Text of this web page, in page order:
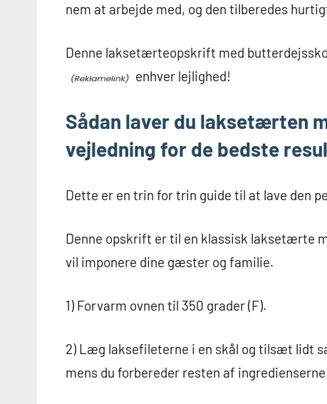
nem at arbejde med, og den tilberedes
Denne laksetærteopskrift med
enhver lejlighed!
Sådan laver du laksetærten
vejledning for de bedste
Dette er en trin for trin guide til at lave den
Denne opskrift er til en klassisk laksetærte
vil imponere dine gæster og familie.
1) Forvarm ovnen til 350 grader (F).
2) Læg laksefileterne i en skål og tilsæt lidt
mens du forbereder resten af